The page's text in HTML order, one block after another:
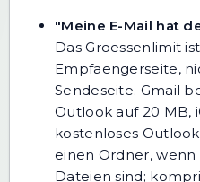
"Meine E-Mail hat
Das Groessenlimit
Empfaengerseite,
Sendeseite. Gmail
Outlook auf 20 MB,
kostenloses
einen Ordner,
Dateien sind;